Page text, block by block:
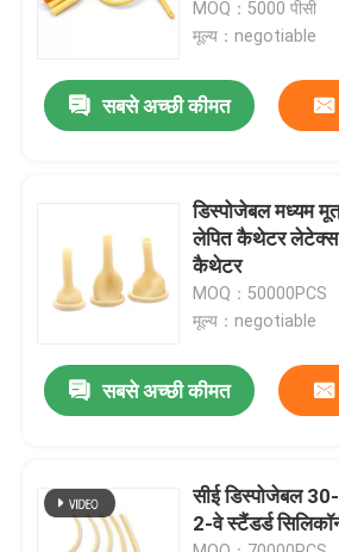
विडियो
हमारे बारे में
गुणवत्ता नियंत्रण
हमसे संपर्क करें
समाचार
वेंटुरी ऑक्सीजन मास्क
MOQ：5000 पीसी
मूल्य：negotiable
सबसे अच्छी कीमत
डिस्पोजेबल मध्यम
लेपित कैथेटर लेटेक्स
कैथेटर
MOQ：50000PCS
मूल्य：negotiable
सबसे अच्छी कीमत
सीई डिस्पोजेबल 30-
2-वे स्टैंडर्ड